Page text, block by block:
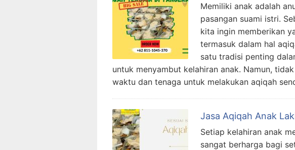
Memiliki anak adalah
pasangan suami istri.
kita ingin memberikan
termasuk dalam hal
satu tradisi penting
untuk menyambut kelahiran anak. Namun,
waktu dan tenaga untuk melakukan aqiqah
Jasa Aqiqah Anak
Setiap kelahiran anak
sangat berharga bagi